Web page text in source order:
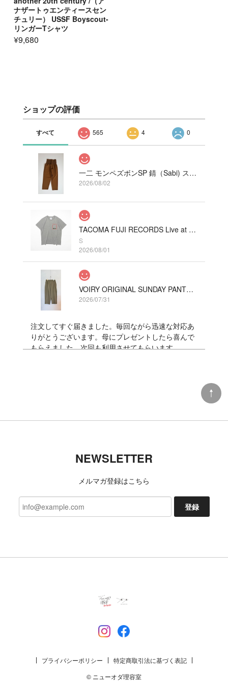
ナザートゥエンティースセン
チュリー） USSF Boyscout-
リンガーTシャツ
¥9,680
ショップの評価
すべて 565 4 0
一二 モンペズボンSP 錆（Sabi) ストレッチ
2026/08/02
TACOMA FUJI RECORDS Live at Fillmore!? Tee designed by Hirohisa Yokoyama HEATHER GRAY
S
2026/08/01
VOIRY ORIGINAL SUNDAY PANTS-C/LINEN COLOR カーキ
2026/07/31
注文してすぐ届きました。毎回ながら迅速な対応あ
りがとうございます。母にプレゼントしたら喜んで
もらえました。次回も利用させてもらいます。
L
今回も、迅速な対応ありがとうございました 新たな
発見、楽しみにしております!
るよう努めます。 今後ともよろしくお
2026/07/02
NEWSLETTER
メルマガ登録はこちら
登録
プライバシーポリシー
特定商取引法に基づく表記
© ニューオダ理容室